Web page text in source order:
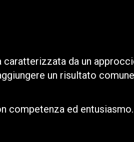
caratterizzata da un
un risultato
competenza ed entusiasmo.